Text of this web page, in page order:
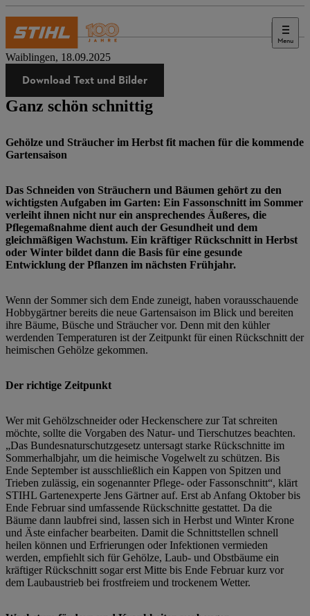
Menu
Presse
Waiblingen, 18.09.2025
Download Text und Bilder
Ganz schön schnittig
Gehölze und Sträucher im Herbst fit machen für die kommende
Gartensaison
Das Schneiden von Sträuchern und Bäumen gehört zu den
wichtigsten Aufgaben im Garten: Ein Fassonschnitt im Sommer
verleiht ihnen nicht nur ein ansprechendes Äußeres, die
Pflegemaßnahme dient auch der Gesundheit und dem
gleichmäßigen Wachstum. Ein kräftiger Rückschnitt in Herbst
oder Winter bildet dann die Basis für eine gesunde
Entwicklung der Pflanzen im nächsten Frühjahr.
Wenn der Sommer sich dem Ende zuneigt, haben vorausschauende
Hobbygärtner bereits die neue Gartensaison im Blick und bereiten
ihre Bäume, Büsche und Sträucher vor. Denn mit den kühler
werdenden Temperaturen ist der Zeitpunkt für einen Rückschnitt der
heimischen Gehölze gekommen.
Der richtige Zeitpunkt
Wer mit Gehölzschneider oder Heckenschere zur Tat schreiten
möchte, sollte die Vorgaben des Natur- und Tierschutzes beachten.
„Das Bundesnaturschutzgesetz untersagt starke Rückschnitte im
Sommerhalbjahr, um die heimische Vogelwelt zu schützen. Bis
Ende September ist ausschließlich ein Kappen von Spitzen und
Trieben zulässig, ein sogenannter Pflege- oder Fassonschnitt“, klärt
STIHL Gartenexperte Jens Gärtner auf. Erst ab Anfang Oktober bis
Ende Februar sind umfassende Rückschnitte gestattet. Da die
Bäume dann laubfrei sind, lassen sich in Herbst und Winter Krone
und Äste einfacher bearbeiten. Damit die Schnittstellen schnell
heilen können und Erfrierungen oder Infektionen vermieden
werden, empfiehlt sich für Gehölze, Laub- und Obstbäume ein
kräftiger Rückschnitt sogar erst Mitte bis Ende Februar kurz vor
dem Laubaustrieb bei frostfreiem und trockenem Wetter.